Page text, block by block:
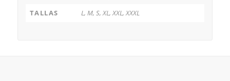
TALLAS
L, M, S, XL, XXL, XXXL